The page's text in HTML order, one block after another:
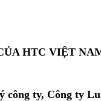
HTC VIỆT
công ty, Công ty